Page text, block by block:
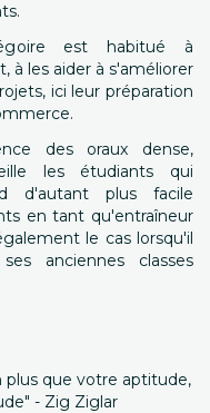
est habitué à
à les aider à s'améliorer
ici leur préparation
des oraux dense,
les étudiants qui
d'autant plus facile
en tant qu'entraîneur
le cas lorsqu'il
anciennes classes
plus que votre aptitude,
- Zig Ziglar